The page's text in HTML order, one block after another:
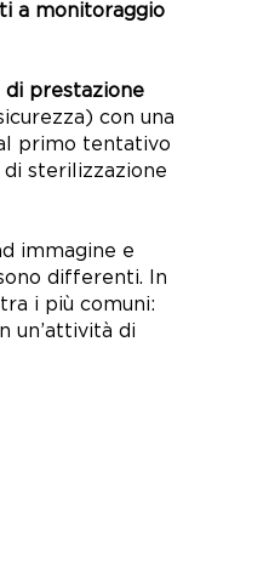
a monitoraggio
di prestazione
con una
primo tentativo
sterilizzazione
immagine e
differenti. In
i più comuni:
un’attività di